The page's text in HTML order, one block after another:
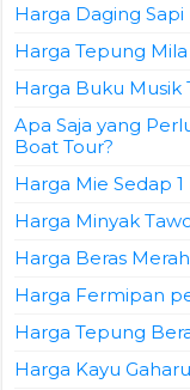
Harga Daging
Harga Tepung
Harga Buku Musik
Apa Saja yang
Boat Tour?
Harga Mie Sedap
Harga Minyak
Harga Beras
Harga Fermipan
Harga Tepung
Harga Kayu